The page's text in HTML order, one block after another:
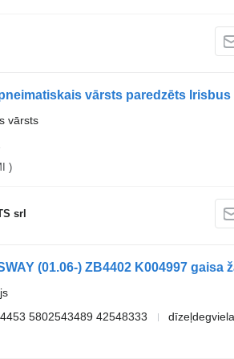
vārsts paredzēts
vārsts
)
srl
5802543489 42548333
dīzeļdegviela